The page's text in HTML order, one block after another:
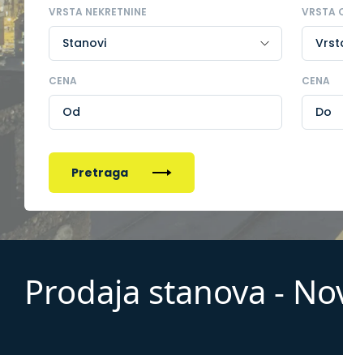
VRSTA NEKRETNINE VRSTA
CENA CENA
Pretraga
Prodaja stanova -